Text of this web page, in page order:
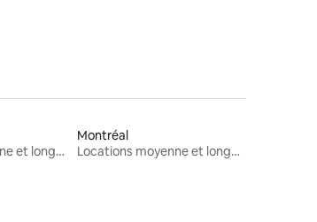
Locations moyenne et longue durée
Montréal
Locations moyenne et longue durée